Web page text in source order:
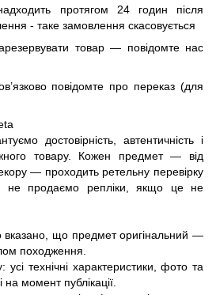
протягом 24 годин після
- таке замовлення скасовується
товар — повідомте нас
повідомте про переказ (для
достовірність, автентичність і
товару. Кожен предмет — від
— проходить ретельну перевірку
не продаємо репліки, якщо це не
що предмет оригінальний —
походження.
технічні характеристики, фото та
на момент публікації.